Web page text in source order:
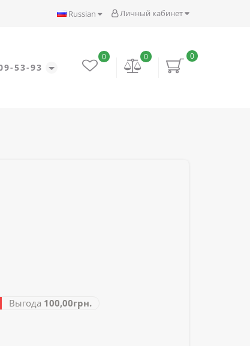
Личный кабинет
Russian
53-93
0
0
0
Выгода 100,00грн.